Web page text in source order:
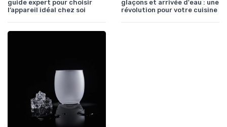
guide expert pour choisir
l’appareil idéal chez soi
glaçons et arrivée d'eau : une
révolution pour votre cuisine